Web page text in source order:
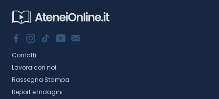
Contatti
Lavora con noi
Rassegna Stampa
Report e Indagini